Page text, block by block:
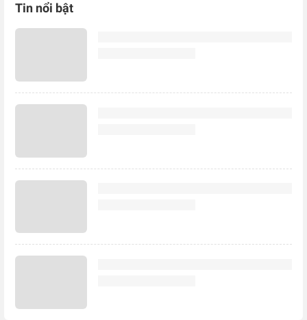
Tin nổi bật